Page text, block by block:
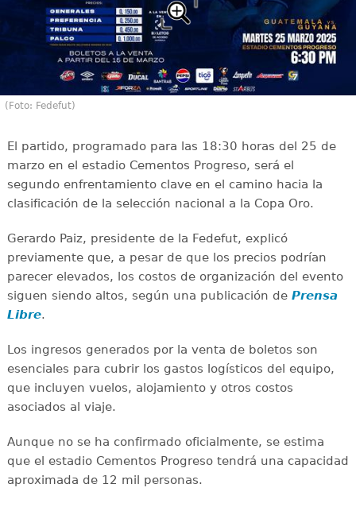
(Foto: Fedefut)
El partido, programado para las 18:30 horas del 25 de
marzo en el estadio Cementos Progreso, será el
segundo enfrentamiento clave en el camino hacia la
clasificación de la selección nacional a la Copa Oro.
Gerardo Paiz, presidente de la Fedefut, explicó
previamente que, a pesar de que los precios podrían
parecer elevados, los costos de organización del evento
siguen siendo altos, según una publicación de Prensa
Libre.
Los ingresos generados por la venta de boletos son
esenciales para cubrir los gastos logísticos del equipo,
que incluyen vuelos, alojamiento y otros costos
asociados al viaje.
Aunque no se ha confirmado oficialmente, se estima
que el estadio Cementos Progreso tendrá una capacidad
aproximada de 12 mil personas.